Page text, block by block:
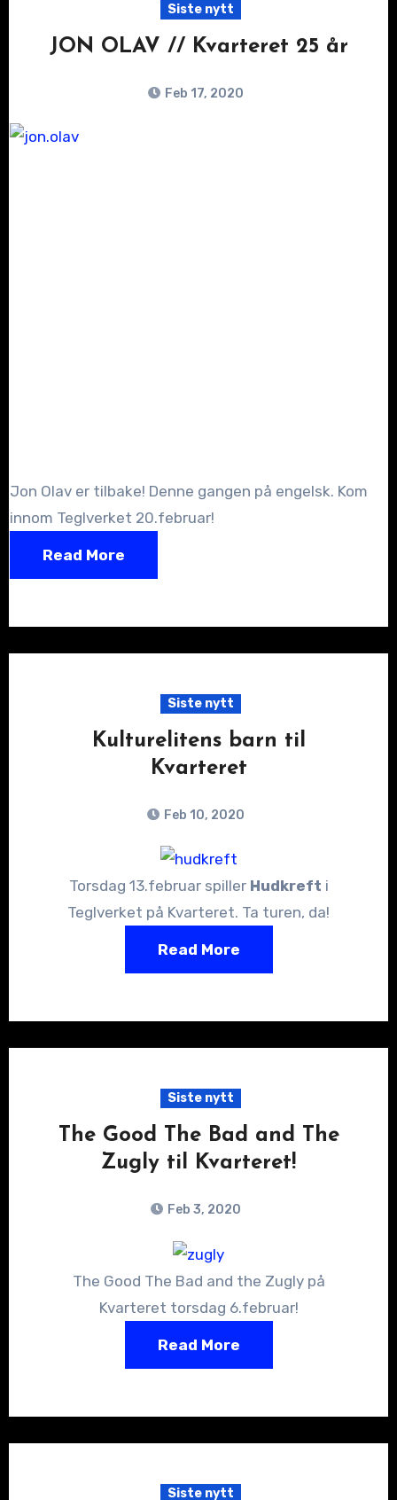
Siste nytt
JON OLAV // Kvarteret 25 år
Feb 17, 2020
Jon Olav er tilbake! Denne gangen på engelsk. Kom
innom Teglverket 20.februar!
Read More
Siste nytt
Kulturelitens barn til
Kvarteret
Feb 10, 2020
Torsdag 13.februar spiller Hudkreft i
Teglverket på Kvarteret. Ta turen, da!
Read More
Siste nytt
The Good The Bad and The
Zugly til Kvarteret!
Feb 3, 2020
The Good The Bad and the Zugly på
Kvarteret torsdag 6.februar!
Read More
Siste nytt